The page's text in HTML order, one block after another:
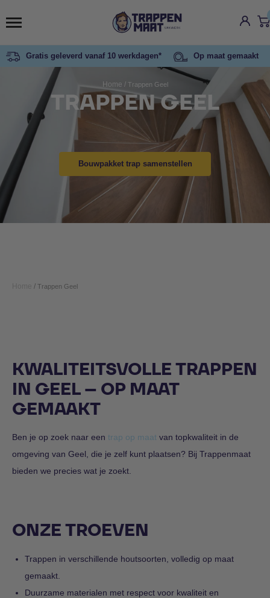
Gratis geleverd vanaf 10 werkdagen* Op maat gemaakt
Home / Trappen Geel
TRAPPEN GEEL
Bouwpakket trap samenstellen
/ Trappen Geel
KWALITEITSVOLLE TRAPPEN
IN GEEL – OP MAAT
GEMAAKT
Ben je op zoek naar een trap op maat van topkwaliteit in de
omgeving van Geel, die je zelf kunt plaatsen? Bij Trappenmaat
bieden we precies wat je zoekt.
ONZE TROEVEN
Trappen in verschillende houtsoorten, volledig op maat
gemaakt.
Duurzame materialen met respect voor kwaliteit en